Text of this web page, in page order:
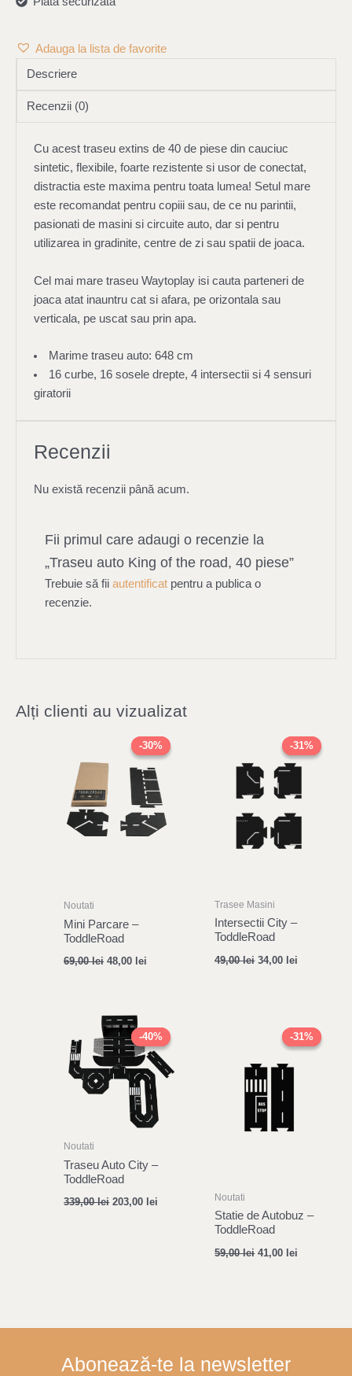
Adauga la lista de favorite
Descriere
Recenzii (0)
Cu acest traseu extins de 40 de piese din cauciuc
sintetic, flexibile, foarte rezistente si usor de conectat,
distractia este maxima pentru toata lumea! Setul mare
este recomandat pentru copiii sau, de ce nu parintii,
pasionati de masini si circuite auto, dar si pentru
utilizarea in gradinite, centre de zi sau spatii de joaca.
Cel mai mare traseu Waytoplay isi cauta parteneri de
joaca atat inauntru cat si afara, pe orizontala sau
verticala, pe uscat sau prin apa.
Marime traseu auto: 648 cm
16 curbe, 16 sosele drepte, 4 intersectii si 4 sensuri
giratorii
Recenzii
Nu există recenzii până acum.
Fii primul care adaugi o recenzie la
„Traseu auto King of the road, 40 piese”
Trebuie să fiiautentificat pentru a publica o
recenzie.
Alți clienti au vizualizat
-30%
-30%
Noutati
Mini Parcare –
ToddleRoad
69,00lei
69,00 lei.
48,00 lei
price
is:
48,00 lei.
-31%
-31%
Trasee Masini
Intersectii City –
ToddleRoad
49,00lei
49,00 lei.
34,00 lei
price
is:
34,00 lei.
-40%
-40%
Noutati
Traseu Auto City –
ToddleRoad
339,00lei
Original
price
was:
339,00 lei.
203,00 lei
price
is:
203,00 lei.
-31%
-31%
Noutati
Statie de Autobuz –
ToddleRoad
59,00lei 41,00 lei
price
is:
Abonează-te la newsletter